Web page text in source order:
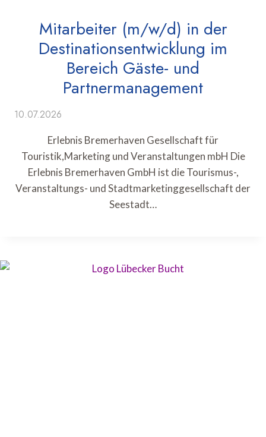
Mitarbeiter (m/w/d) in der
Destinationsentwicklung im
Bereich Gäste- und
Partnermanagement
10.07.2026
Erlebnis Bremerhaven Gesellschaft für
Touristik,Marketing und Veranstaltungen mbH Die
Erlebnis Bremerhaven GmbH ist die Tourismus-,
Veranstaltungs- und Stadtmarketinggesellschaft der
Seestadt…